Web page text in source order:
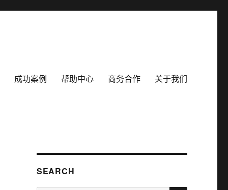
成功案例 帮助中心 商务合作 关于我们
SEARCH